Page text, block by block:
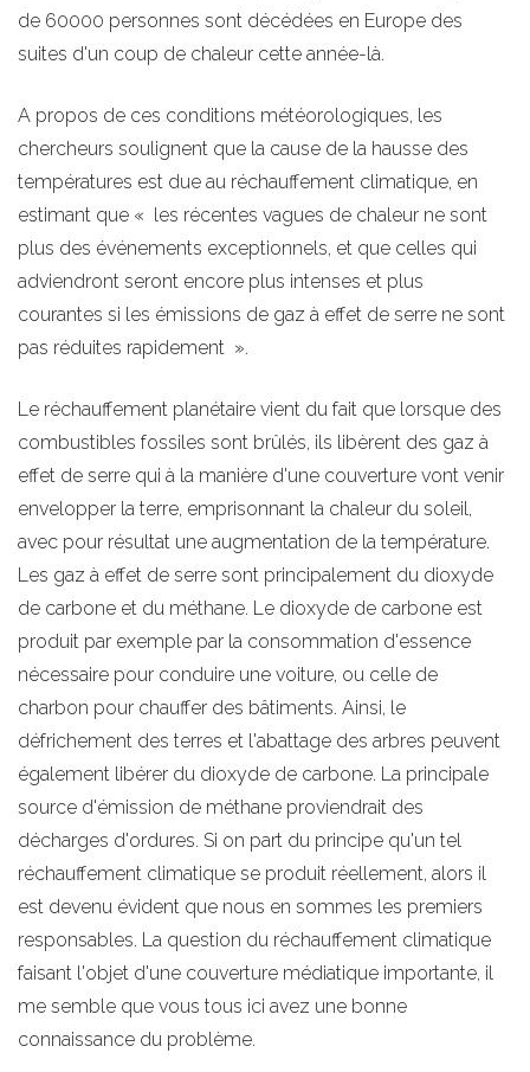
de 60000 personnes sont décédées en Europe des
suites d'un coup de chaleur cette année-là.
A propos de ces conditions météorologiques, les
chercheurs soulignent que la cause de la hausse des
températures est due au réchauffement climatique, en
estimant que « les récentes vagues de chaleur ne sont
plus des événements exceptionnels, et que celles qui
adviendront seront encore plus intenses et plus
courantes si les émissions de gaz à effet de serre ne sont
pas réduites rapidement ».
Le réchauffement planétaire vient du fait que lorsque des
combustibles fossiles sont brûlés, ils libèrent des gaz à
effet de serre qui à la manière d'une couverture vont venir
envelopper la terre, emprisonnant la chaleur du soleil,
avec pour résultat une augmentation de la température.
Les gaz à effet de serre sont principalement du dioxyde
de carbone et du méthane. Le dioxyde de carbone est
produit par exemple par la consommation d'essence
nécessaire pour conduire une voiture, ou celle de
charbon pour chauffer des bâtiments. Ainsi, le
défrichement des terres et l'abattage des arbres peuvent
également libérer du dioxyde de carbone. La principale
source d'émission de méthane proviendrait des
décharges d'ordures. Si on part du principe qu'un tel
réchauffement climatique se produit réellement, alors il
est devenu évident que nous en sommes les premiers
responsables. La question du réchauffement climatique
faisant l'objet d'une couverture médiatique importante, il
me semble que vous tous ici avez une bonne
connaissance du problème.